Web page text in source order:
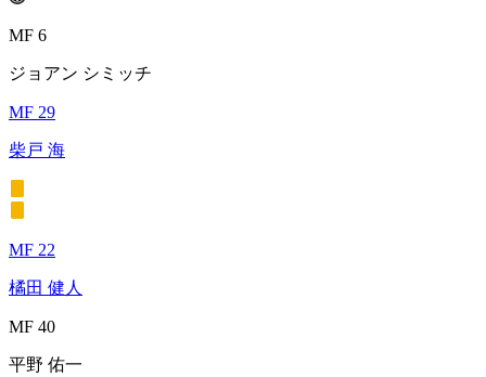
MF 6
ジョアン シミッチ
MF 29
柴戸 海
MF 22
橘田 健人
MF 40
平野 佑一